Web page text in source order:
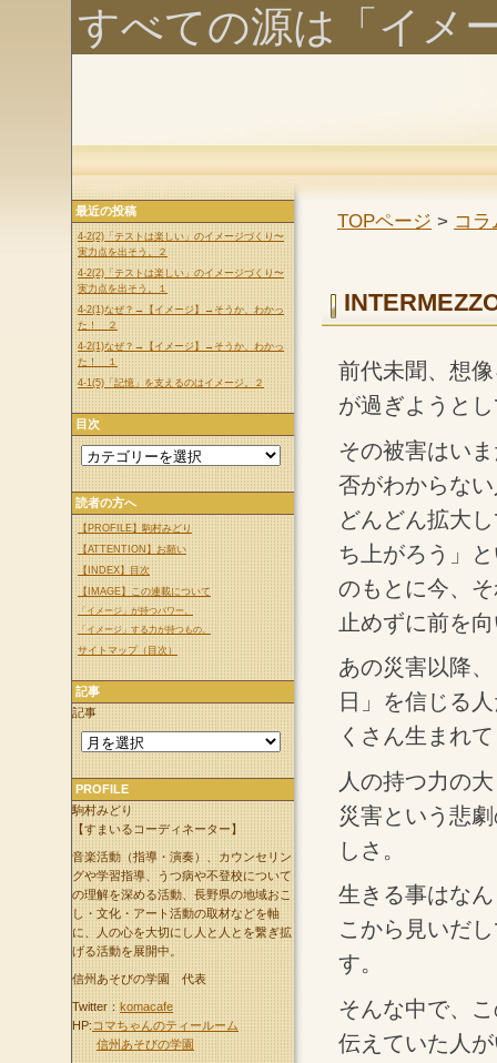
すべての源は「イメ
TOPページ > コラ
前代未聞、想
が過ぎようと
その被害はい
否がわからな
どんどん拡大
ち上がろう」
のもとに今、
止めずに前を
あの災害以降
日」を信じる
くさん生まれ
人の持つ力の
災害という悲
しさ。
生きる事はな
こから見いだ
す。
そんな中で、
伝えていた人
最近の投稿
4-2(2)「テストは楽しい」のイメージづくり〜
実力点を出そう。２
4-2(2)「テストは楽しい」のイメージづくり〜
実力点を出そう。１
4-2(1)なぜ？→【イメージ】→そうか、わかっ
た！ ２
4-2(1)なぜ？→【イメージ】→そうか、わかっ
た！ １
4-1(5)「記憶」を支えるのはイメージ。２
目次
読者の方へ
【PROFILE】駒村みどり
【ATTENTION】お願い
【INDEX】目次
【IMAGE】この連載について
「イメージ」が持つパワー。
「イメージ」する力が持つもの。
サイトマップ（目次）
記事
記事
PROFILE
駒村みどり
【すまいるコーディネーター】
音楽活動（指導・演奏）、カウンセリン
グや学習指導、うつ病や不登校について
の理解を深める活動、長野県の地域おこ
し・文化・アート活動の取材などを軸
に、人の心を大切にし人と人とを繋ぎ拡
げる活動を展開中。
信州あそびの学園 代表
Twitter：komacafe
HP:コマちゃんのティールーム
信州あそびの学園